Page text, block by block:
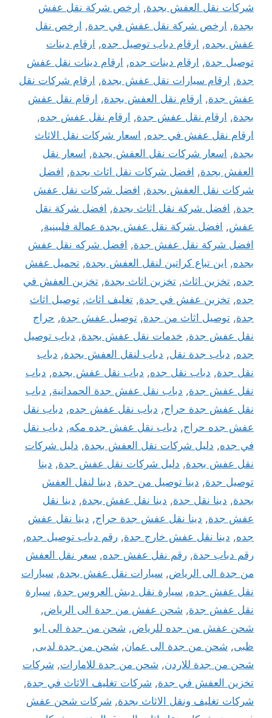
شركات نقل العفش بجدة, ارخص شركة نقل عفش
بجدة, ارخص شركة نقل عفش في جدة, ارخص نقل
عفش بجده, ارقام دباب توصيل جده, ارقام دينات
توصيل جدة, ارقام دينات جده, ارقام دينات نقل عفش
جدة, ارقام سيارات نقل عفش بجدة, ارقام شركات نقل
عفش جدة, ارقام نقل العفش بجدة, ارقام نقل عفش
بجدة, ارقام نقل عفش جدة, ارقام نقل عفش جده,
ارقام نقل عفش في جده, اسعار شركات نقل الاثاث
بجدة, اسعار شركات نقل العفش بجدة, اسعار نقل
العفش بجدة, افضل شركات نقل اثاث بجدة, افضل
شركات نقل العفش بجدة, افضل شركات نقل عفش
جدة, افضل شركة نقل اثاث بجدة, افضل شركة نقل
عفش, افضل شركة نقل عفش بجدة عمالة فلبينية,
افضل شركة نقل عفش جدة, افضل شركه نقل عفش
بجده, اين تباع كراتين لنقل العفش بجدة, تحميل عفش
جده, تخزين اثاث, تخزين اثاث بجدة, تخزين العفش في
جده, تخزين عفش في جدة, تغليف اثاث, توصيل اثاث
جدة, توصيل اثاث من جدة, توصيل عفش جدة, حراج
نقل عفش جدة, خدمات نقل عفش بجدة, دباب توصيل
جده, دباب جدة نقل, دباب لنقل العفش بجدة, دباب
نقل جدة, دباب نقل جده, دباب نقل عفش بجده, دباب
نقل عفش جدة, دباب نقل عفش جدة الحمدانية, دباب
نقل عفش جدة حراج, دباب نقل عفش جده, دباب نقل
عفش جده حراج, دباب نقل عفش جده مكه, دباب نقل
في جده, دليل شركات نقل العفش بجدة, دليل شركات
نقل عفش بجدة, دليل شركات نقل عفش جدة, دينا
توصيل جدة, دينا توصيل من جدة, دينا لنقل العفش
بجدة, دينا نقل جدة, دينا نقل عفش بجدة, دينا نقل
عفش جدة, دينا نقل عفش جدة حراج, دينا نقل عفش
جده, دينا نقل عفش خارج جدة, رقم دباب توصيل جده,
رقم دباب جدة, رقم نقل عفش جده, سعر نقل العفش
من جدة الى الرياض, سيارات نقل عفش بجدة, سيارات
نقل عفش جده, سيارة نقل دبش العروس جدة, سيارة
نقل عفش جدة, شحن عفش من جدة الى الرياض,
شحن عفش من جده للرياض, شحن من جدة الى ابو
ظبى, شحن من جدة الى عمان, شحن من جدة لدبى,
شحن من جدة للاردن, شحن من جدة للامارات, شركات
تخزين العفش في جدة, شركات تغليف الاثاث في جدة,
شركات تغليف ونقل الاثاث بجدة, شركات شحن عفش